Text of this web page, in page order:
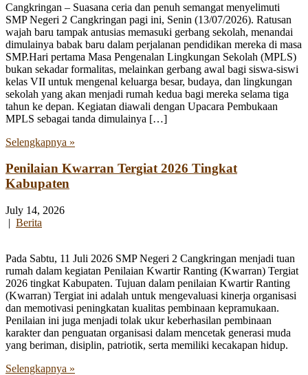
Cangkringan – Suasana ceria dan penuh semangat menyelimuti
SMP Negeri 2 Cangkringan pagi ini, Senin (13/07/2026). Ratusan
wajah baru tampak antusias memasuki gerbang sekolah, menandai
dimulainya babak baru dalam perjalanan pendidikan mereka di masa
SMP.Hari pertama Masa Pengenalan Lingkungan Sekolah (MPLS)
bukan sekadar formalitas, melainkan gerbang awal bagi siswa-siswi
kelas VII untuk mengenal keluarga besar, budaya, dan lingkungan
sekolah yang akan menjadi rumah kedua bagi mereka selama tiga
tahun ke depan. Kegiatan diawali dengan Upacara Pembukaan
MPLS sebagai tanda dimulainya […]
Selengkapnya »
Penilaian Kwarran Tergiat 2026 Tingkat
Kabupaten
July 14, 2026
| Berita
Pada Sabtu, 11 Juli 2026 SMP Negeri 2 Cangkringan menjadi tuan
rumah dalam kegiatan Penilaian Kwartir Ranting (Kwarran) Tergiat
2026 tingkat Kabupaten. Tujuan dalam penilaian Kwartir Ranting
(Kwarran) Tergiat ini adalah untuk mengevaluasi kinerja organisasi
dan memotivasi peningkatan kualitas pembinaan kepramukaan.
Penilaian ini juga menjadi tolak ukur keberhasilan pembinaan
karakter dan penguatan organisasi dalam mencetak generasi muda
yang beriman, disiplin, patriotik, serta memiliki kecakapan hidup.
Selengkapnya »